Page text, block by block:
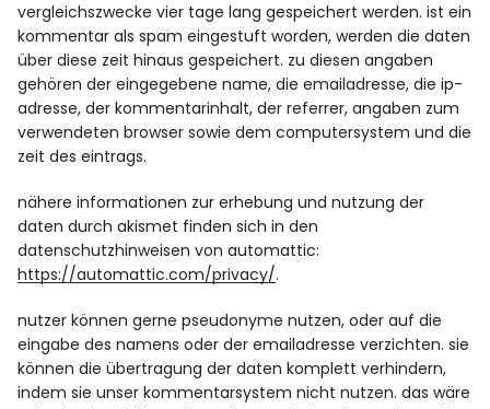
vergleichszwecke vier tage lang gespeichert werden. ist ein
kommentar als spam eingestuft worden, werden die daten
über diese zeit hinaus gespeichert. zu diesen angaben
gehören der eingegebene name, die emailadresse, die ip-
adresse, der kommentarinhalt, der referrer, angaben zum
verwendeten browser sowie dem computersystem und die
zeit des eintrags.
nähere informationen zur erhebung und nutzung der
daten durch akismet finden sich in den
datenschutzhinweisen von automattic:
https://automattic.com/privacy/.
nutzer können gerne pseudonyme nutzen, oder auf die
eingabe des namens oder der emailadresse verzichten. sie
können die übertragung der daten komplett verhindern,
indem sie unser kommentarsystem nicht nutzen. das wäre